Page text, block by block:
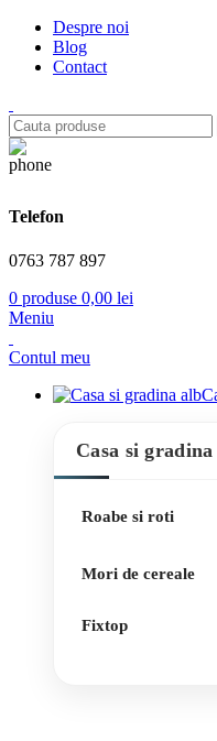
Despre noi
Blog
Contact
Telefon
0763 787 897
0 produse 0,00 lei
Meniu
Contul meu
Casa si gradina
Roabe si roti
Mori de cereale
Fixtop